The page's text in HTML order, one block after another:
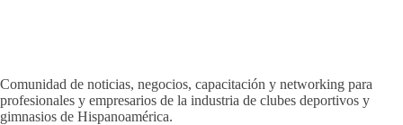
Comunidad de noticias, negocios, capacitación y networking para
profesionales y empresarios de la industria de clubes deportivos y
gimnasios de Hispanoamérica.